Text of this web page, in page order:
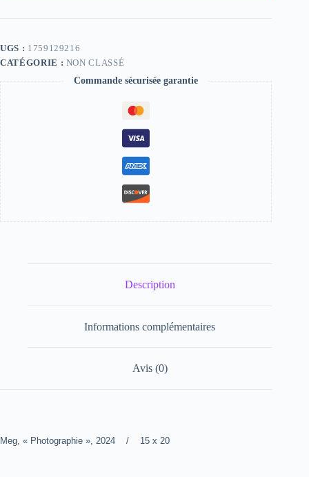
UGS : 1759129216
CATÉGORIE : NON CLASSÉ
Commande sécurisée garantie
Description
Informations complémentaires
Avis (0)
Meg, « Photographie », 2024 / 15 x 20